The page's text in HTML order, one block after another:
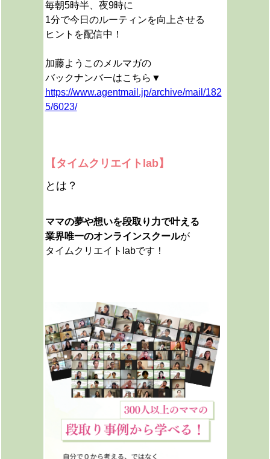
毎朝5時半、夜9時に
1分で今日のルーティンを向上させる
ヒントを配信中！
加藤ようこのメルマガの
バックナンバーはこちら▼
https://www.agentmail.jp/archive/mail/182
5/6023/
【タイムクリエイトlab】
とは？
ママの夢や想いを段取り力で叶える
業界唯一のオンラインスクールが
タイムクリエイトlabです！